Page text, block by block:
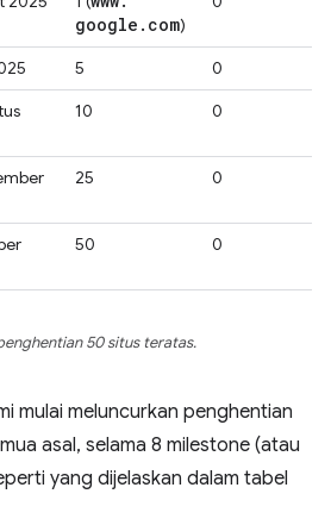
google . com)
5
0
10 0
25 0
50 0
50 situs teratas.
mulai meluncurkan penghentian
asal, selama 8 milestone (atau
yang dijelaskan dalam tabel